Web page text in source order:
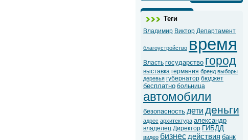
Теги
Владимир Виктор Департамент
благоустройство время
Власть государство город
выставка германия бренд выборы
деревья губернатор бюджет
бесплатно больница
автомобили
безопасность дети деньги
адрес архитектура александр
владелец Директор ГИБДД
видео бизнесдействия банк